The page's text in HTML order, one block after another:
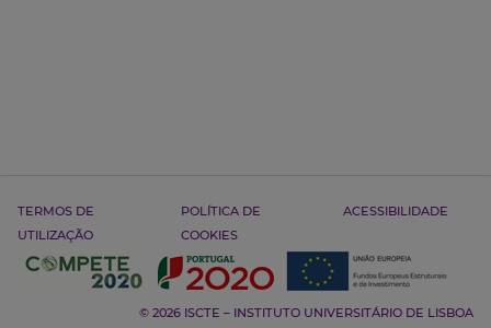
TERMOS DE
UTILIZAÇÃO
POLÍTICA DE
COOKIES
ACESSIBILIDADE
© 2026 ISCTE – INSTITUTO UNIVERSITÁRIO DE LISBOA